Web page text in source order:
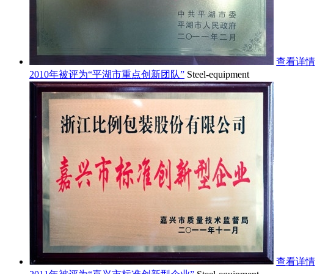
查看详情
2010年被评为“平湖市重点创新团队” Steel-equipment
查看详情